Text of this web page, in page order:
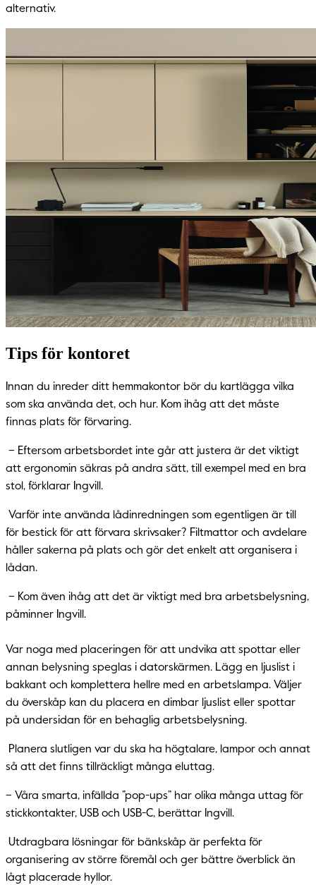
alternativ.
Tips för kontoret
Innan du inreder ditt hemmakontor bör du kartlägga vilka
som ska använda det, och hur. Kom ihåg att det måste
finnas plats för förvaring.
– Eftersom arbetsbordet inte går att justera är det viktigt
att ergonomin säkras på andra sätt, till exempel med en bra
stol, förklarar Ingvill.
Varför inte använda lådinredningen som egentligen är till
för bestick för att förvara skrivsaker? Filtmattor och avdelare
håller sakerna på plats och gör det enkelt att organisera i
lådan.
– Kom även ihåg att det är viktigt med bra arbetsbelysning,
påminner Ingvill.
Var noga med placeringen för att undvika att spottar eller
annan belysning speglas i datorskärmen. Lägg en ljuslist i
bakkant och komplettera hellre med en arbetslampa. Väljer
du överskåp kan du placera en dimbar ljuslist eller spottar
på undersidan för en behaglig arbetsbelysning.
Planera slutligen var du ska ha högtalare, lampor och annat
så att det finns tillräckligt många eluttag.
– Våra smarta, infällda ”pop-ups” har olika många uttag för
stickkontakter, USB och USB-C, berättar Ingvill.
Utdragbara lösningar för bänkskåp är perfekta för
organisering av större föremål och ger bättre överblick än
lågt placerade hyllor.